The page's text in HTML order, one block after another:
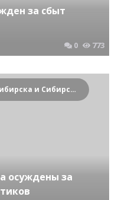
за сбыт
0 773
Криминальные новости Новосибирска и Сибирского региона
осуждены за